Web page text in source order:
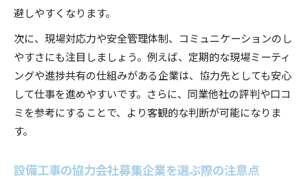
避しやすくなります。
次に、現場対応力や安全管理体制、コミュニケーションのし
やすさにも注目しましょう。例えば、定期的な現場ミーティ
ングや進捗共有の仕組みがある企業は、協力先としても安心
して仕事を進めやすいです。さらに、同業他社の評判や口コ
ミを参考にすることで、より客観的な判断が可能になりま
す。
設備工事の協力会社募集企業を選ぶ際の注意点